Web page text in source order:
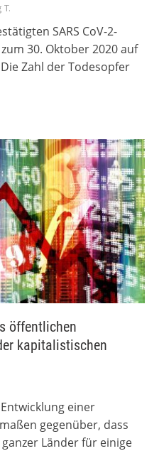
T.
SARS CoV-2-
30. Oktober 2020 auf
Zahl der Todesopfer
öffentlichen
kapitalistischen
einer
gegenüber, dass
Länder für einige